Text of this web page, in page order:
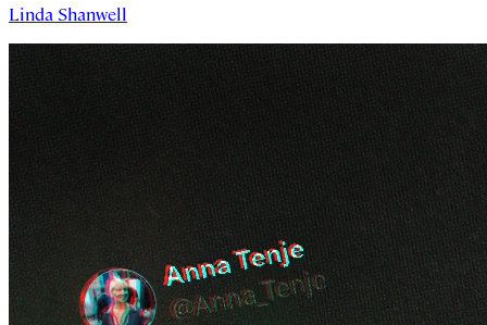
Linda Shanwell